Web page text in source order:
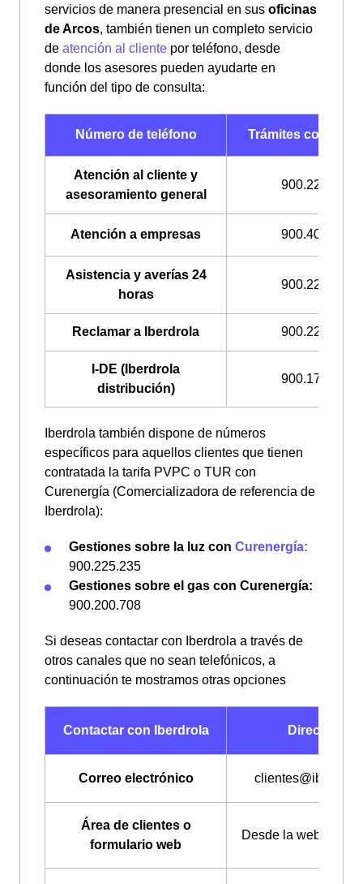
servicios de manera presencial en sus oficinas
de Arcos, también tienen un completo servicio
de atención al cliente por teléfono, desde
donde los asesores pueden ayudarte en
función del tipo de consulta:
Número de teléfono Trámites con
Atención al cliente y
asesoramiento general
900.225.235
Atención a empresas 900.400.408
Asistencia y averías 24
horas
900.224.522
Reclamar a Iberdrola 900.225.235
I-DE (Iberdrola
distribución)
900.171.171
Iberdrola también dispone de números
específicos para aquellos clientes que tienen
contratada la tarifa PVPC o TUR con
Curenergía (Comercializadora de referencia de
Iberdrola):
Gestiones sobre la luz con Curenergía:
900.225.235
Gestiones sobre el gas con Curenergía:
900.200.708
Si deseas contactar con Iberdrola a través de
otros canales que no sean telefónicos, a
continuación te mostramos otras opciones
Contactar con Iberdrola Dirección
Correo electrónico clientes@
Área de clientes o
formulario web
Desde la web de